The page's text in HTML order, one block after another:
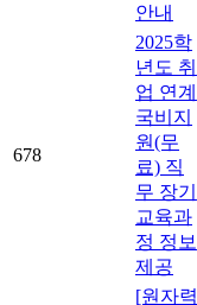
안내
678
2025학
년도 취
업 연계
국비지
원(무
료) 직
무 장기
교육과
정 정보
제공
[원자력